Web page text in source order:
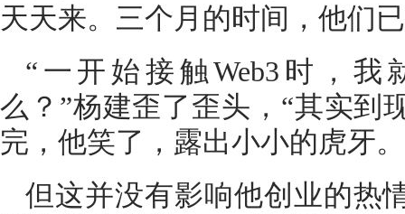
天天来。三个月的时间，他们
“一开始接触Web3时，
么？”杨建歪了歪头，“其实到
完，他笑了，露出小小的虎牙。
但这并没有影响他创业的热